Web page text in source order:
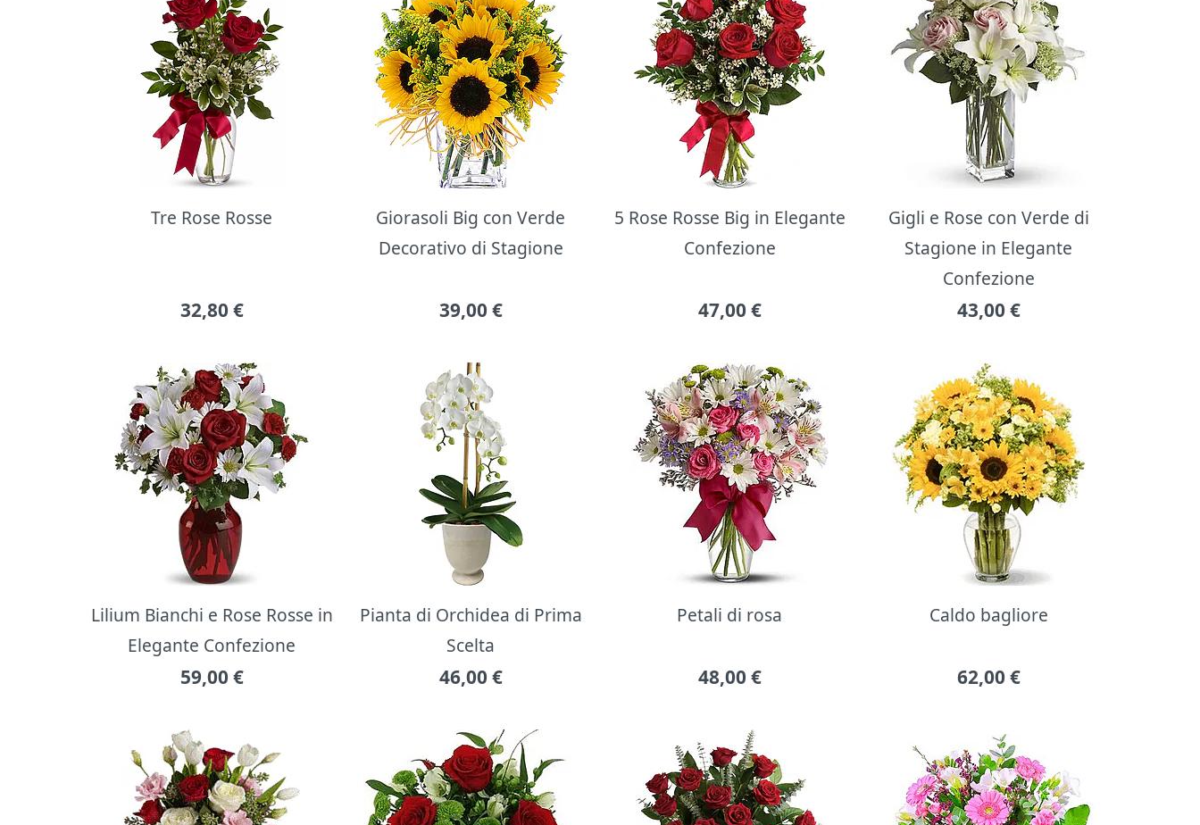
Tre Rose Rosse
32,80 €
Giorasoli Big con Verde
Decorativo di Stagione
39,00 €
5 Rose Rosse Big in Elegante
Confezione
47,00 €
Gigli e Rose con Verde di
Stagione in Elegante
Confezione
43,00 €
Lilium Bianchi e Rose Rosse in
Elegante Confezione
59,00 €
Pianta di Orchidea di Prima
Scelta
46,00 €
Petali di rosa
48,00 €
Caldo bagliore
62,00 €